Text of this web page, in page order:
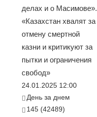
делах и о Масимове».
«Казахстан хвалят за
отмену смертной
казни и критикуют за
пытки и ограничения
свобод»
24.01.2025 12:00
День за днем
145 (42489)